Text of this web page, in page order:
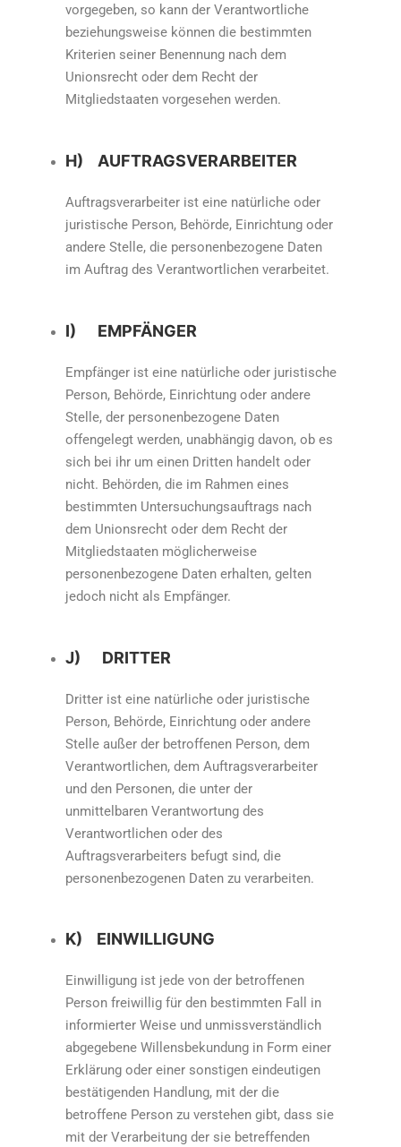
vorgegeben, so kann der Verantwortliche
beziehungsweise können die bestimmten
Kriterien seiner Benennung nach dem
Unionsrecht oder dem Recht der
Mitgliedstaaten vorgesehen werden.
H) AUFTRAGSVERARBEITER
Auftragsverarbeiter ist eine natürliche oder
juristische Person, Behörde, Einrichtung oder
andere Stelle, die personenbezogene Daten
im Auftrag des Verantwortlichen verarbeitet.
I) EMPFÄNGER
Empfänger ist eine natürliche oder juristische
Person, Behörde, Einrichtung oder andere
Stelle, der personenbezogene Daten
offengelegt werden, unabhängig davon, ob es
sich bei ihr um einen Dritten handelt oder
nicht. Behörden, die im Rahmen eines
bestimmten Untersuchungsauftrags nach
dem Unionsrecht oder dem Recht der
Mitgliedstaaten möglicherweise
personenbezogene Daten erhalten, gelten
jedoch nicht als Empfänger.
J) DRITTER
Dritter ist eine natürliche oder juristische
Person, Behörde, Einrichtung oder andere
Stelle außer der betroffenen Person, dem
Verantwortlichen, dem Auftragsverarbeiter
und den Personen, die unter der
unmittelbaren Verantwortung des
Verantwortlichen oder des
Auftragsverarbeiters befugt sind, die
personenbezogenen Daten zu verarbeiten.
K) EINWILLIGUNG
Einwilligung ist jede von der betroffenen
Person freiwillig für den bestimmten Fall in
informierter Weise und unmissverständlich
abgegebene Willensbekundung in Form einer
Erklärung oder einer sonstigen eindeutigen
bestätigenden Handlung, mit der die
betroffene Person zu verstehen gibt, dass sie
mit der Verarbeitung der sie betreffenden